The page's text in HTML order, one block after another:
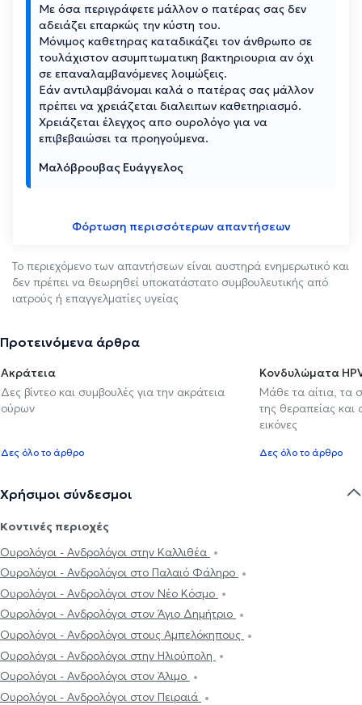
Με όσα περιγράφετε μάλλον ο πατέρας σας δεν
αδειάζει επαρκώς την κύστη του.
Μόνιμος καθετηρας καταδικάζει τον άνθρωπο σε
τουλάχιστον ασυμπτωματικη βακτηριουρια αν όχι
σε επαναλαμβανόμενες λοιμώξεις.
Εάν αντιλαμβάνομαι καλά ο πατέρας σας μάλλον
πρέπει να χρειάζεται διαλειπων καθετηριασμό.
Χρειάζεται έλεγχος απο ουρολόγο για να
επιβεβαιώσει τα προηγούμενα.
Μαλόβρουβας Ευάγγελος
Φόρτωση περισσότερων απαντήσεων
Το περιεχόμενο των απαντήσεων είναι αυστηρά ενημερωτικό και
δεν πρέπει να θεωρηθεί υποκατάστατο συμβουλευτικής από
ιατρούς ή επαγγελματίες υγείας
Προτεινόμενα άρθρα
Ακράτεια
Δες βίντεο και συμβουλές για την ακράτεια
ούρων
Δες όλο το άρθρο
Κονδυλώματα
Μάθε τα αίτια, τα
της θεραπείας
εικόνες
Δες όλο το άρθρο
Χρήσιμοι σύνδεσμοι
Κοντινές περιοχές
Ουρολόγοι - Ανδρολόγοι στην Καλλιθέα
Ουρολόγοι - Ανδρολόγοι στο Παλαιό Φάληρο
Ουρολόγοι - Ανδρολόγοι στον Νέο Κόσμο
Ουρολόγοι - Ανδρολόγοι στον Άγιο Δημήτριο
Ουρολόγοι - Ανδρολόγοι στους Αμπελόκηπους
Ουρολόγοι - Ανδρολόγοι στην Ηλιούπολη
Ουρολόγοι - Ανδρολόγοι στον Άλιμο
Ουρολόγοι - Ανδρολόγοι στον Πειραιά